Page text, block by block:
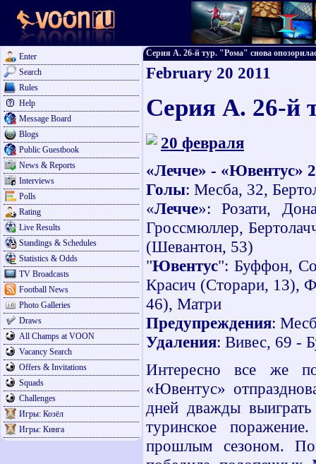
Enter
Search
Rules
Help
Message Board
Blogs
Public Guestbook
News & Reports
Interviews
Polls
Rating
Live Results
Standings & Schedules
Statistics & Odds
TV Broadcasts
Football News
Photo Galleries
Draws
All Champs at VOON
Vacancy Search
Offers & Invitations
Squads
Challenges
Игры: Козёл
Игры: Кинга
Серия А. 26-й тур. "Рома" снова
February 20 2011
Серия А. 26-й
20 февраля
«Лечче» - «Ювентус»
Голы: Месба, 32,
«Лечче»: Розати,
Гроссмюллер,
(Шевантон, 53)
"Ювентус": Буффон,
Красич (Сторари, 13),
46), Матри
Предупреждения:
Удаления: Вивес, 69 -
Интересно все же
«Ювентус»
дней дважды
туринское
прошлым сезоном.